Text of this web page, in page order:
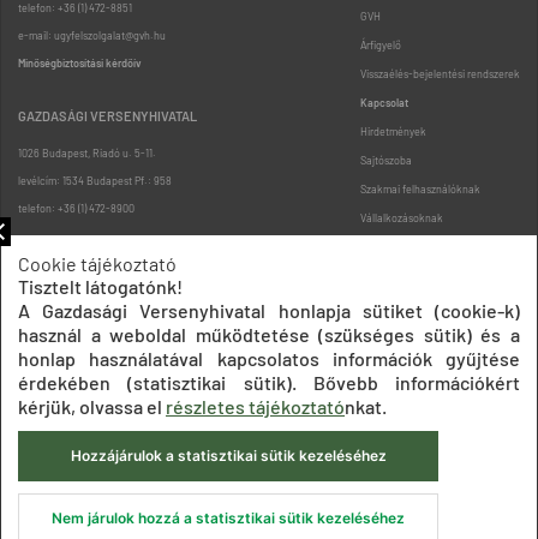
telefon: +36 (1) 472-8851
e-mail: ugyfelszolgalat@gvh.hu
Minőségbiztosítási kérdőív
GAZDASÁGI VERSENYHIVATAL
1026 Budapest, Riadó u. 5-11.
levélcím: 1534 Budapest Pf.: 958
telefon: +36 (1) 472-8900
GVH
Árfigyelő
Visszaélés-bejelentési rendszerek
Kapcsolat
Hirdetmények
Sajtószoba
Szakmai felhasználóknak
Vállalkozásoknak
Oldaltérkép
Impresszum Adatkezelési tájékoztatók
Akadálymentesítési nyilatkozat
Közadatkereső
Süti beállítások ÁSZF
© 2020 Gazdasági Versenyhivatal
Cookie tájékoztató
Tisztelt látogatónk!
A Gazdasági Versenyhivatal honlapja sütiket (cookie-k)
használ a weboldal működtetése (szükséges sütik) és a
honlap használatával kapcsolatos információk gyűjtése
érdekében (statisztikai sütik). Bővebb információkért
kérjük, olvassa el részletes tájékoztatónkat.
Hozzájárulok a statisztikai sütik kezeléséhez
Nem járulok hozzá a statisztikai sütik kezeléséhez